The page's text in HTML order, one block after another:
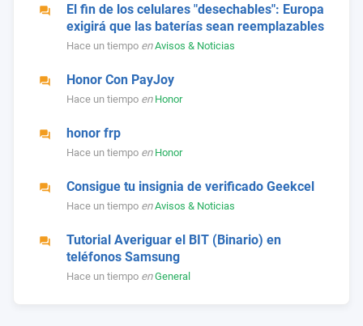
El fin de los celulares "desechables": Europa
exigirá que las baterías sean reemplazables
Hace un tiempo enAvisos & Noticias
Honor Con PayJoy
Hace un tiempo en Honor
honor frp
Hace un tiempo en Honor
Consigue tu insignia de verificado Geekcel
Hace un tiempo enAvisos & Noticias
Tutorial Averiguar el BIT (Binario) en
teléfonos Samsung
Hace un tiempo enGeneral